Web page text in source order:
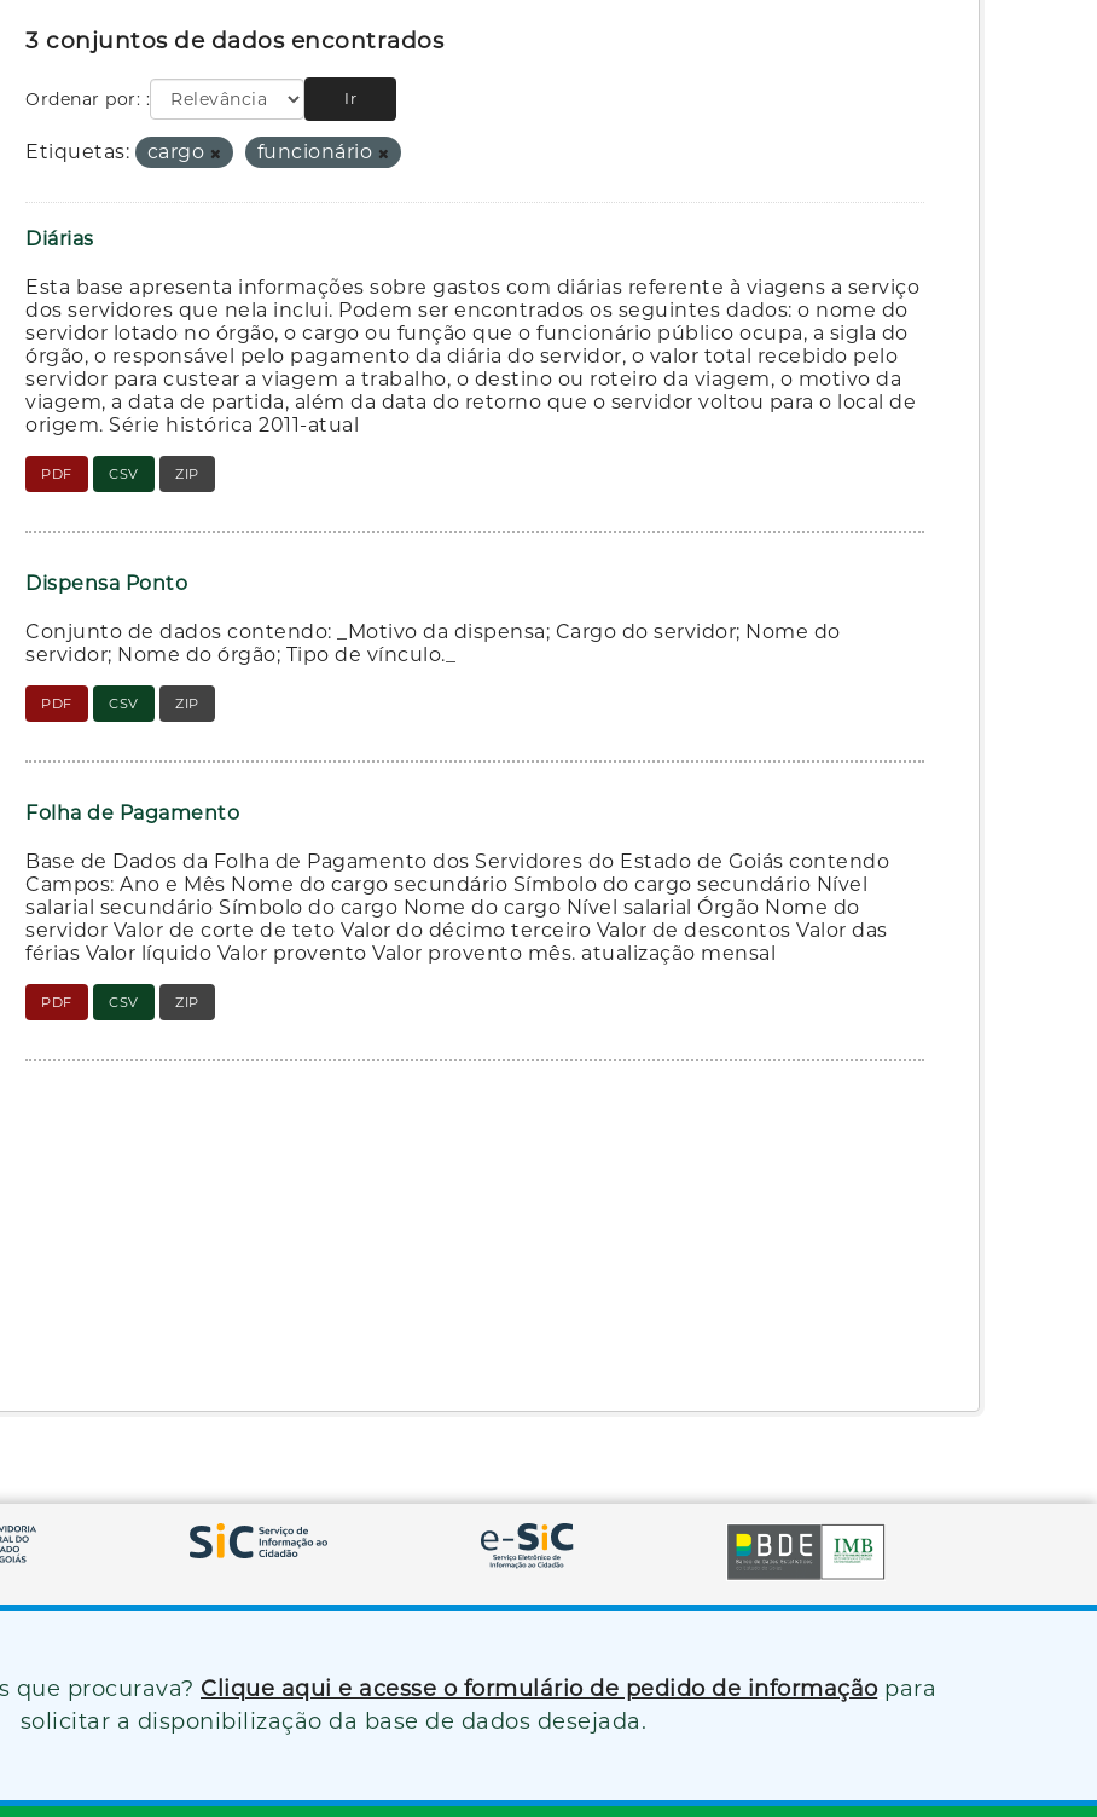
3 conjuntos de dados encontrados
Ordenar por: Ir
Etiquetas: cargo funcionário
Diárias
Esta base apresenta informações sobre gastos com diárias referente à viagens a serviço
dos servidores que nela inclui. Podem ser encontrados os seguintes dados: o nome do
servidor lotado no órgão, o cargo ou função que o funcionário público ocupa, a sigla do
órgão, o responsável pelo pagamento da diária do servidor, o valor total recebido pelo
servidor para custear a viagem a trabalho, o destino ou roteiro da viagem, o motivo da
viagem, a data de partida, além da data do retorno que o servidor voltou para o local de
origem. Série histórica 2011-atual
PDF CSV ZIP
Dispensa Ponto
Conjunto de dados contendo: _Motivo da dispensa; Cargo do servidor; Nome do
servidor; Nome do órgão; Tipo de vínculo._
PDF CSV ZIP
Folha de Pagamento
Base de Dados da Folha de Pagamento dos Servidores do Estado de Goiás contendo
Campos: Ano e Mês Nome do cargo secundário Símbolo do cargo secundário Nível
salarial secundário Símbolo do cargo Nome do cargo Nível salarial Órgão Nome do
servidor Valor de corte de teto Valor do décimo terceiro Valor de descontos Valor das
férias Valor líquido Valor provento Valor provento mês. atualização mensal
PDF CSV ZIP
que procurava? Clique aqui e acesse o formulário de pedido de informação para
solicitar a disponibilização da base de dados desejada.